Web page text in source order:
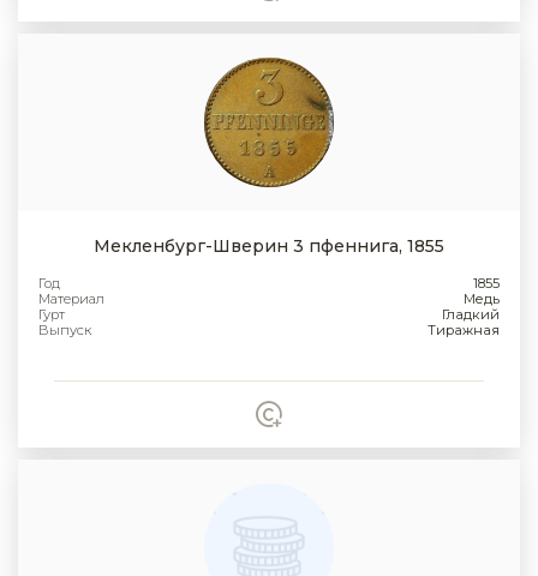
Мекленбург-Шверин 3 пфеннига, 1855
Год
1855
Материал
Медь
Гурт
Гладкий
Выпуск
Тиражная